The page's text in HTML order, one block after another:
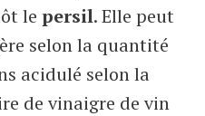
le persil. Elle peut
selon la quantité
acidulé selon la
de vinaigre de vin